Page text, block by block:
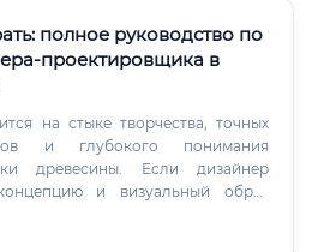
полное руководство по
проектировщика в
на стыке творчества, точных
и глубокого понимания
древесины. Если дизайнер
и визуальный образ
чертежи каждого шкафа,